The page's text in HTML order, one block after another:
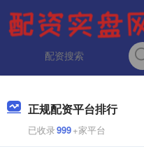
正规配资平台排行
已收录999+家平台